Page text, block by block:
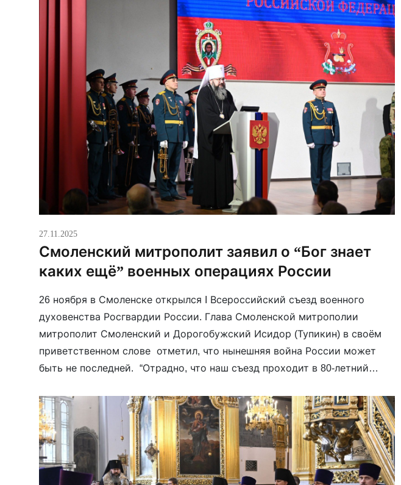
27.11.2025
Смоленский митрополит заявил о “Бог знает
каких ещё” военных операциях России
26 ноября в Смоленске открылся I Всероссийский съезд военного
духовенства Росгвардии России. Глава Смоленской митрополии
митрополит Смоленский и Дорогобужский Исидор (Тупикин) в своём
приветственном слове отметил, что нынешняя война России может
быть не последней. “Отрадно, что наш съезд проходит в 80-летний
древнем городе, и победа […]